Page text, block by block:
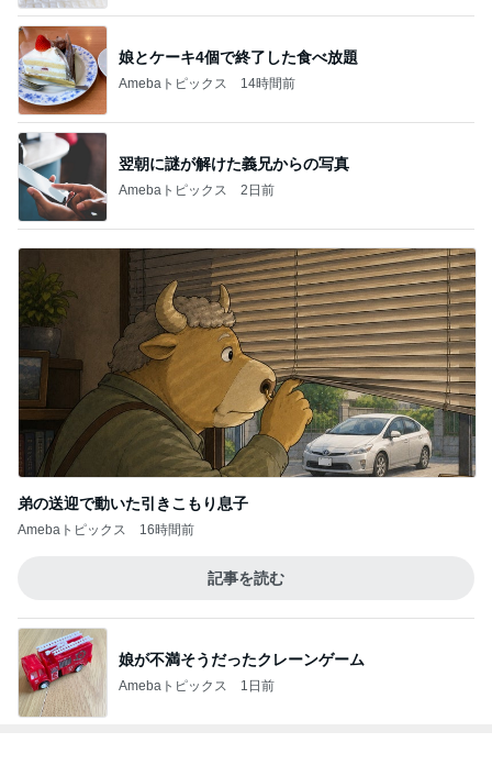
娘とケーキ4個で終了した食べ放題
Amebaトピックス 14時間前
翌朝に謎が解けた義兄からの写真
Amebaトピックス 2日前
弟の送迎で動いた引きこもり息子
Amebaトピックス 16時間前
記事を読む
娘が不満そうだったクレーンゲーム
Amebaトピックス 1日前